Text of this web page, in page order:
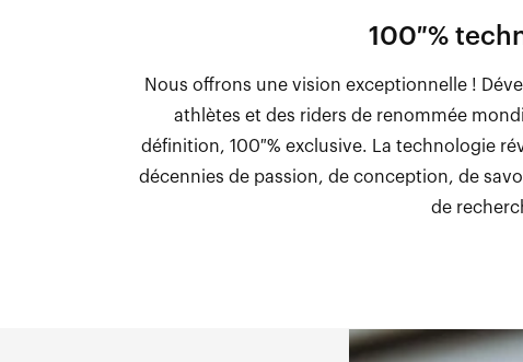
100 %
Nous offrons une vision exceptionnelle !
athlètes et des riders de renommée
définition, 100 % exclusive. La technologie
décennies de passion, de conception, de
de